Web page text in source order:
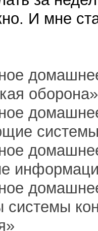
И мне
оборона»